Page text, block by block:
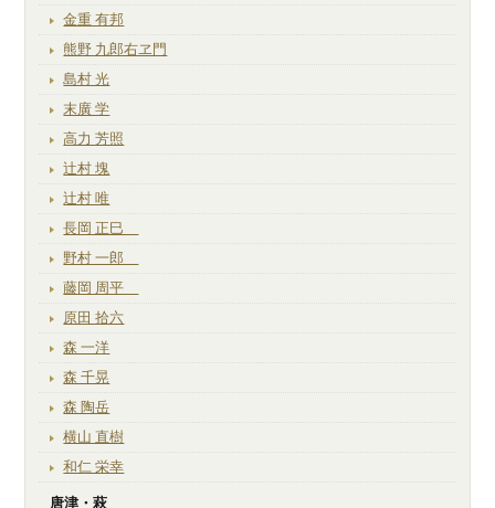
金重 有邦
熊野 九郎右ヱ門
島村 光
末廣 学
高力 芳照
辻村 塊
辻村 唯
長岡 正巳
野村 一郎
藤岡 周平
原田 拾六
森 一洋
森 千晃
森 陶岳
横山 直樹
和仁 栄幸
唐津・萩